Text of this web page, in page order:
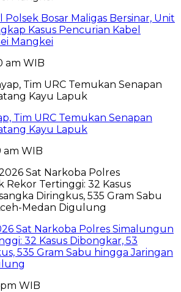
Polsek Bosar Maligas Bersinar, Unit
Kasus Pencurian Kabel
Mangkei
am WIB
Tim URC Temukan Senapan
Kayu Lapuk
am WIB
Sat Narkoba Polres Simalungun
32 Kasus Dibongkar, 53
535 Gram Sabu hingga Jaringan
pm WIB